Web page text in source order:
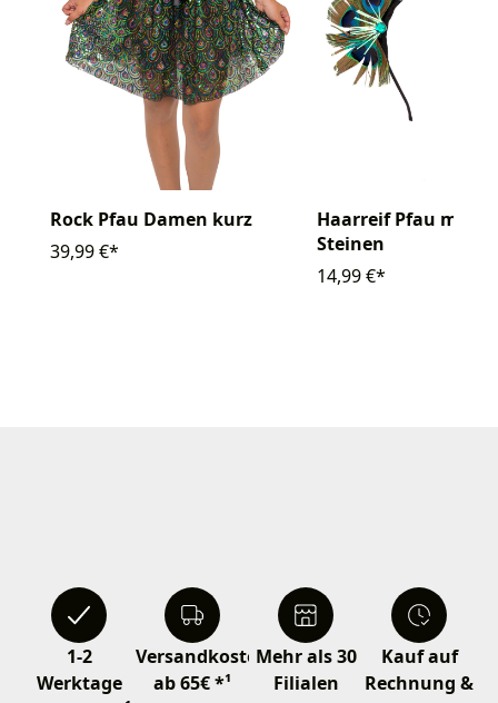
Rock Pfau Damen kurz
39,99 €*
Haarreif Pfau mit
Steinen
14,99 €*
1-2
Werktage
Versandkostenfrei
ab 65€ *¹
Mehr als 30
Filialen
Kauf auf
Rechnung &